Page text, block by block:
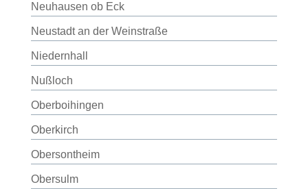
Neuhausen ob Eck
Neustadt an der Weinstraße
Niedernhall
Nußloch
Oberboihingen
Oberkirch
Obersontheim
Obersulm